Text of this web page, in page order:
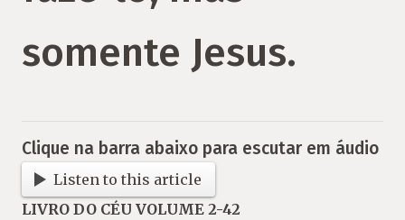
somente Jesus.
Clique na barra abaixo para escutar em áudio
Listen to this article
LIVRO DO CÉU VOLUME 2-42